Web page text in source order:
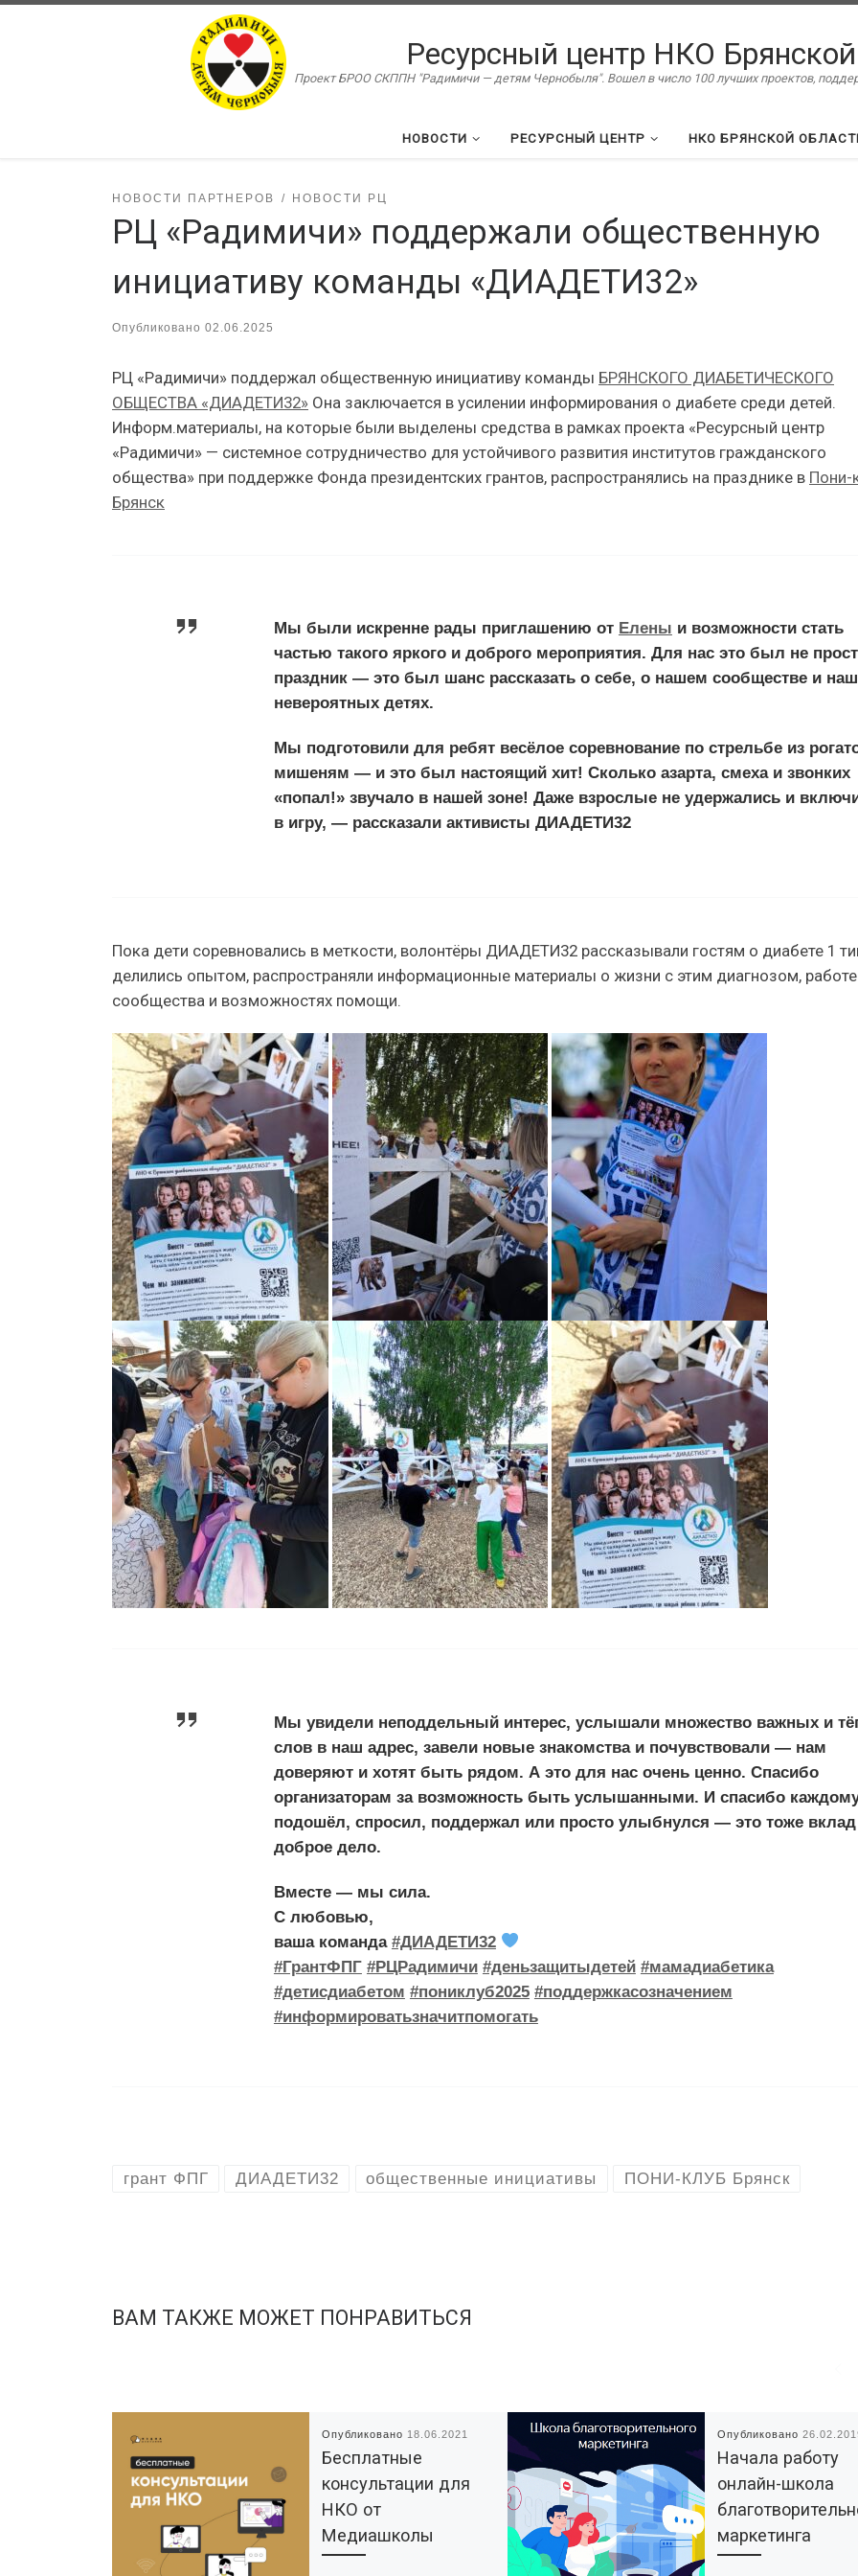
Ресурсный центр НКО
Проект БРОО СКППН "Радимичи — детям Чернобыля". Вошел в число 100 лучших проектов,
НОВОСТИ РЕСУРСНЫЙ ЦЕНТР НКО БРЯНСКОЙ
НОВОСТИ ПАРТНЕРОВ НОВОСТИ РЦ
РЦ «Радимичи» поддержали общественную
инициативу команды «ДИАДЕТИ32»
Опубликовано 02.06.2025
РЦ «Радимичи» поддержал общественную инициативу команды БРЯНСКОГО ДИАБЕТИЧЕСКОГО
ОБЩЕСТВА «ДИАДЕТИ32» Она заключается в усилении информирования о диабете среди детей.
Информ.материалы, на которые были выделены средства в рамках проекта «Ресурсный центр
«Радимичи» — системное сотрудничество для устойчивого развития институтов гражданского
общества» при поддержке Фонда президентских грантов, распространялись на празднике в Пони-
Брянск
Мы были искренне рады приглашению от Елены и возможности стать
частью такого яркого и доброго мероприятия. Для нас это был не
праздник — это был шанс рассказать о себе, о нашем сообществе и
невероятных детях.
Мы подготовили для ребят весёлое соревнование по стрельбе из
мишеням — и это был настоящий хит! Сколько азарта, смеха и звонких
«попал!» звучало в нашей зоне! Даже взрослые не удержались и
в игру, — рассказали активисты ДИАДЕТИ32
Пока дети соревновались в меткости, волонтёры ДИАДЕТИ32 рассказывали гостям о диабете 1
делились опытом, распространяли информационные материалы о жизни с этим диагнозом, работе
сообщества и возможностях помощи.
Мы увидели неподдельный интерес, услышали множество важных и
слов в наш адрес, завели новые знакомства и почувствовали — нам
доверяют и хотят быть рядом. А это для нас очень ценно. Спасибо
организаторам за возможность быть услышанными. И спасибо
подошёл, спросил, поддержал или просто улыбнулся — это тоже
доброе дело.
Вместе — мы сила.
С любовью,
ваша команда #ДИАДЕТИ32
#ГрантФПГ #РЦРадимичи #деньзащитыдетей #мамадиабетика
#детисдиабетом #пониклуб2025 #поддержкасозначением
#информироватьзначитпомогать
грант ФПГ ДИАДЕТИ32 общественные инициативы ПОНИ-КЛУБ Брянск
ВАМ ТАКЖЕ МОЖЕТ ПОНРАВИТЬСЯ
Опубликовано 18.06.2021
Бесплатные
консультации для
НКО от
Медиашколы
Опубликовано
Начала работу
онлайн-школа
маркетинга